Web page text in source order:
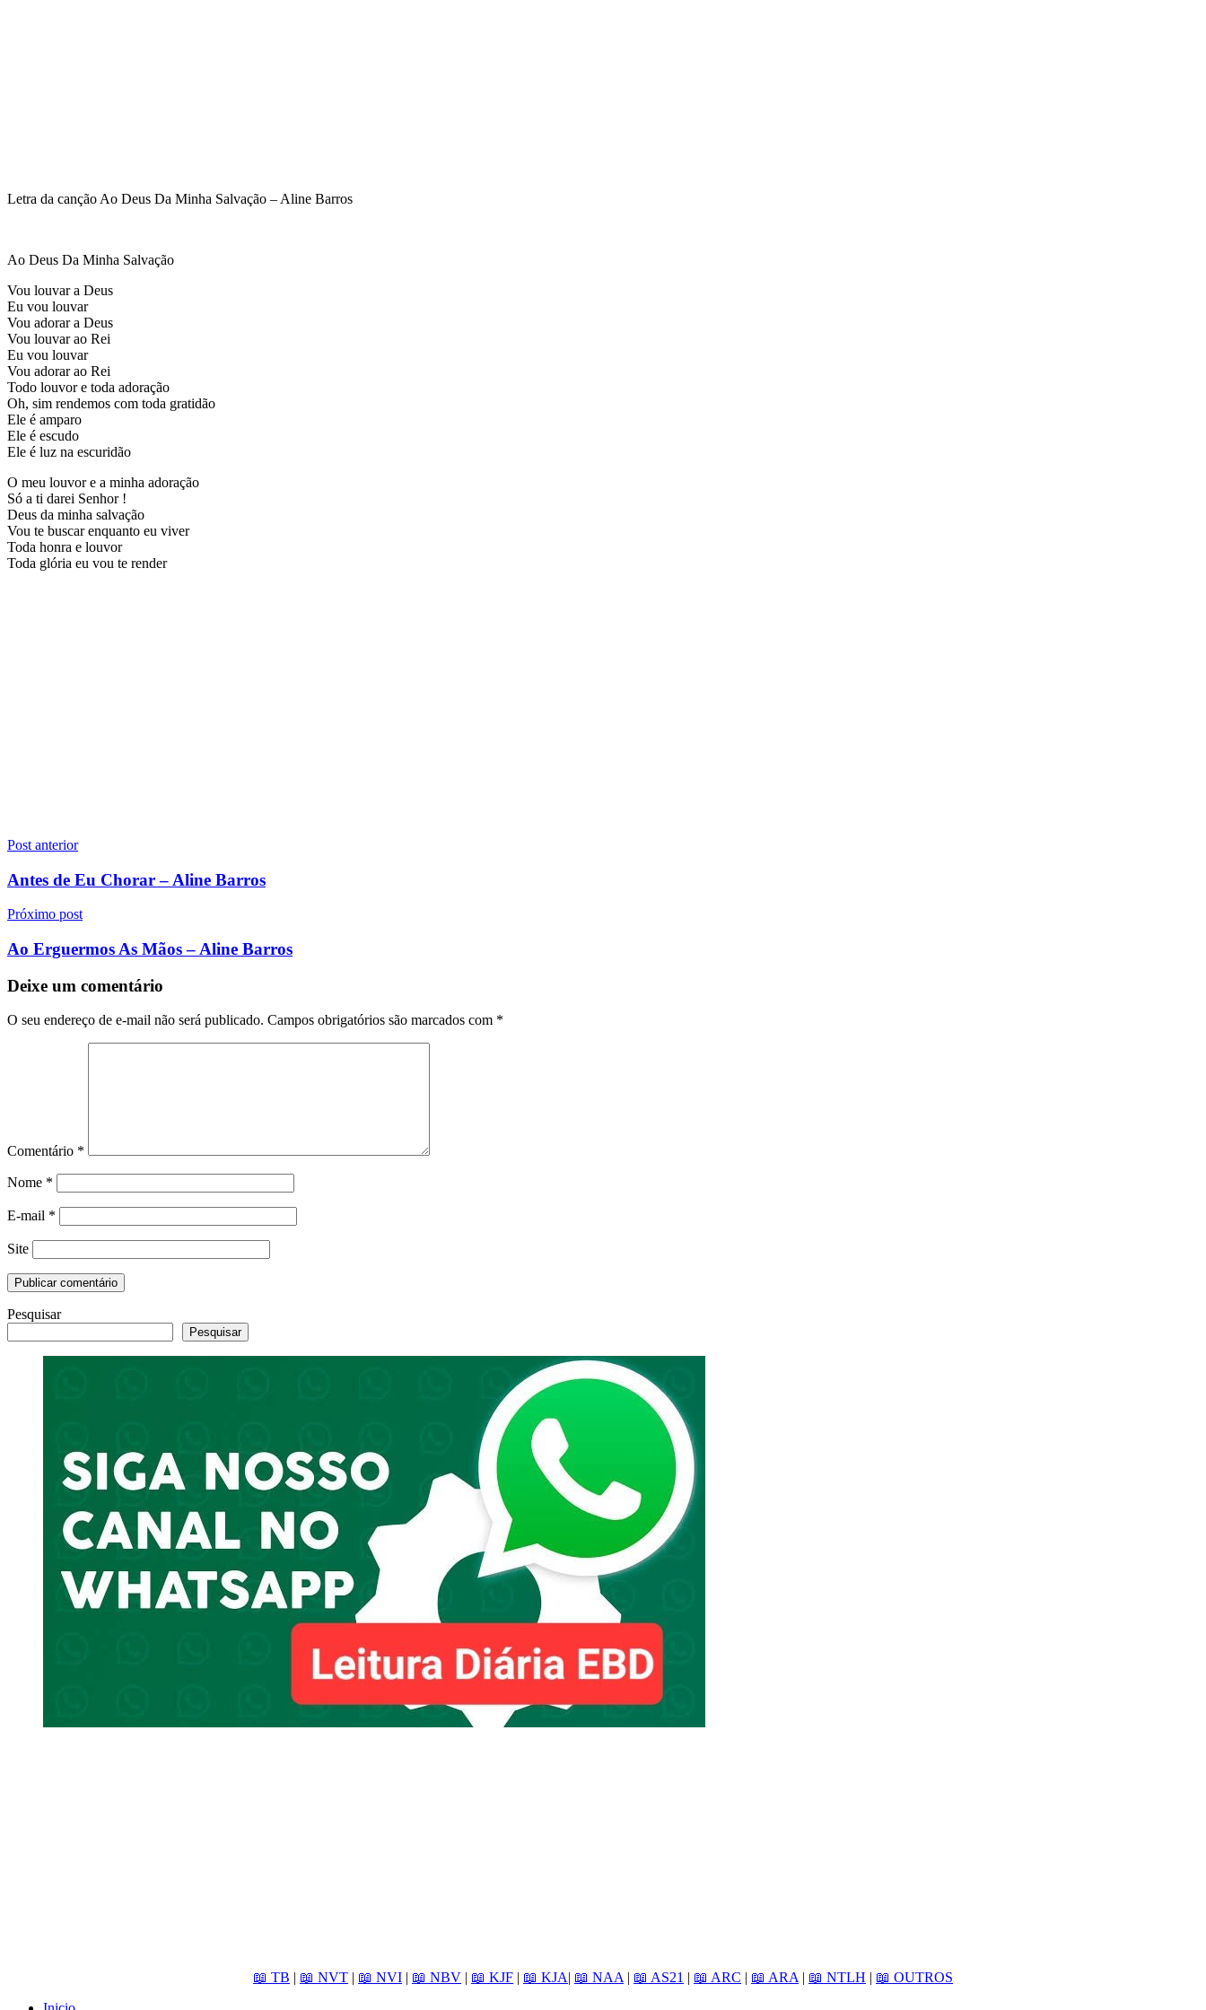
Letra da canção Ao Deus Da Minha Salvação – Aline Barros
Ao Deus Da Minha Salvação
Vou louvar a Deus
Eu vou louvar
Vou adorar a Deus
Vou louvar ao Rei
Eu vou louvar
Vou adorar ao Rei
Todo louvor e toda adoração
Oh, sim rendemos com toda gratidão
Ele é amparo
Ele é escudo
Ele é luz na escuridão
O meu louvor e a minha adoração
Só a ti darei Senhor !
Deus da minha salvação
Vou te buscar enquanto eu viver
Toda honra e louvor
Toda glória eu vou te render
Navegação
de
Post anterior
Antes de Eu Chorar – Aline Barros
Próximo post
Ao Erguermos As Mãos – Aline Barros
Deixe um comentário
O seu endereço de e-mail não será publicado. Campos obrigatórios são marcados com *
Comentário *
Nome *
E-mail *
Site
Pesquisar
Pesquisar
📖 TB | 📖 NVT | 📖 NVI | 📖 NBV | 📖 KJF | 📖 KJA| 📖 NAA| 📖 AS21 | 📖 ARC | 📖 ARA| 📖 NTLH | 📖 OUTROS